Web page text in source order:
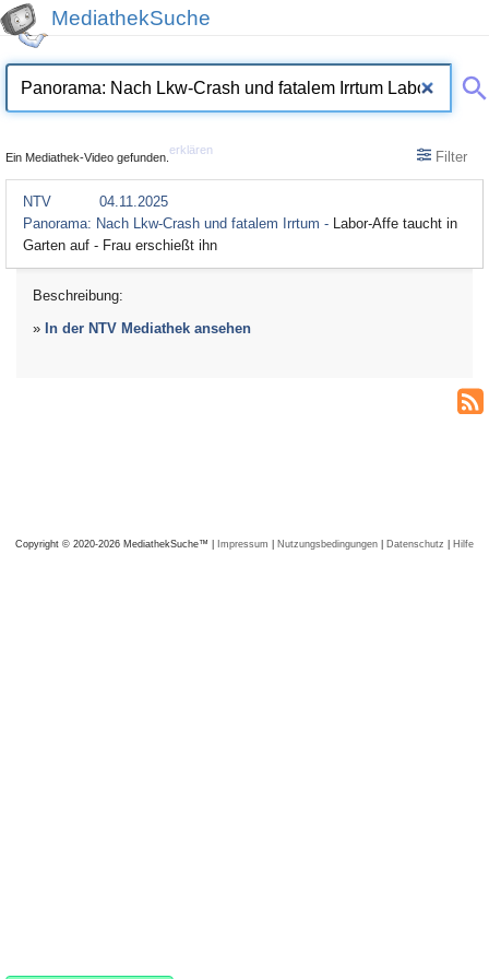
MediathekSuche
Ein Mediathek-Video gefunden.
erklären Filter
NTV
04.11.2025
Panorama: Nach Lkw-Crash und fatalem Irrtum - Labor-Affe taucht in
Garten auf - Frau erschießt ihn
Beschreibung:
» In der NTV Mediathek ansehen
Copyright © 2020-2026 MediathekSuche™ | Impressum | Nutzungsbedingungen | Datenschutz | Hilfe